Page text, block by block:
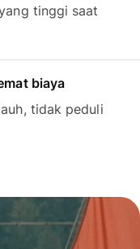
tinggi saat
biaya
tidak peduli